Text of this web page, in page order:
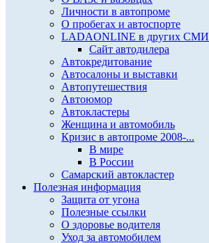
Личности в автопроме
О пробегах и автоспорте
LADAONLINE в других СМИ
Сайт автодилера
Автокредитование
Автосалоны и выставки
Автопутешествия
Автоюмор
Автокластеры
Женщина и автомобиль
Кризис в автопроме 2008-...
В мире
В России
Самарский автокластер
Полезная информация
Защита от угона
Полезные ссылки
О здоровье водителя
Уход за автомобилем